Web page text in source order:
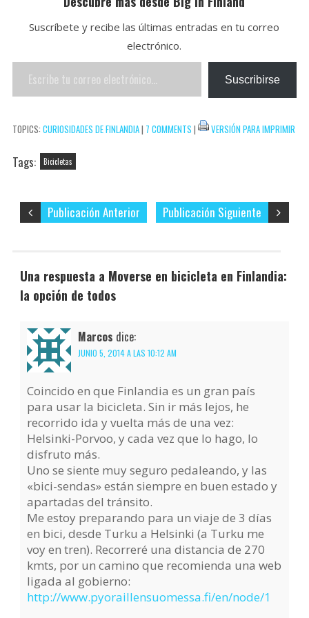
s
t
Suscríbete y recibe las últimas entradas en tu correo
electrónico.
Escribe
tu
electrónico…
Suscribirse
TOPICS: CURIOSIDADES DE FINLANDIA| 7 COMMENTS | VERSIÓN PARA IMPRIMIR
Tags: Bicicletas
Publicación Siguiente
Publicación Anterior
Una respuesta a Moverse en bicicleta en Finlandia:
la opción de todos
Marcos dice:
JUNIO 5, 2014 A LAS 10:12 AM
Coincido en que Finlandia es un gran país
para usar la bicicleta. Sin ir más lejos, he
recorrido ida y vuelta más de una vez:
Helsinki-Porvoo, y cada vez que lo hago, lo
disfruto más.
Uno se siente muy seguro pedaleando, y las
«bici-sendas» están siempre en buen estado y
apartadas del tránsito.
Me estoy preparando para un viaje de 3 días
en bici, desde Turku a Helsinki (a Turku me
voy en tren). Recorreré una distancia de 270
kmts, por un camino que recomienda una web
ligada al gobierno:
http://www.pyoraillensuomessa.fi/en/node/1